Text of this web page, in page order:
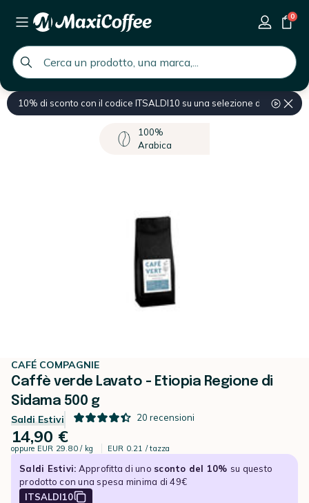
global.search.placeholder
0
10% di sconto con il codice ITSALDI10 su una selezione di prodotti
Home Caffè Caffè verde in grani (non tostato)
100%
Arabica
CAFÉ COMPAGNIE
Caffè verde Lavato - Etiopia Regione di
Sidama 500 g
Saldi Estivi 20 recensioni
14,90 €
oppure EUR 29.80 / kg EUR 0.21 / tazza
Saldi Estivi: Approfitta di uno sconto del 10% su questo
prodotto con una spesa minima di 49€
ITSALDI10